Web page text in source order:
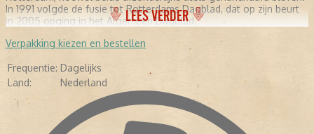
In 1991 volgde de fusie tot Rotterdams Dagblad, dat op zijn beurt
in 2005 opging in het Algemeen Dagblad.
LEES VERDER
Verpakking kiezen en bestellen
Frequentie: Dagelijks
Land:
Nederland